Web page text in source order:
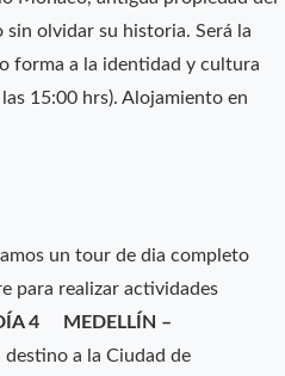
sin olvidar su historia. Será la
forma a la identidad y cultura
15:00 hrs). Alojamiento en
un tour de dia completo
para realizar actividades
4 MEDELLÍN –
a la Ciudad de